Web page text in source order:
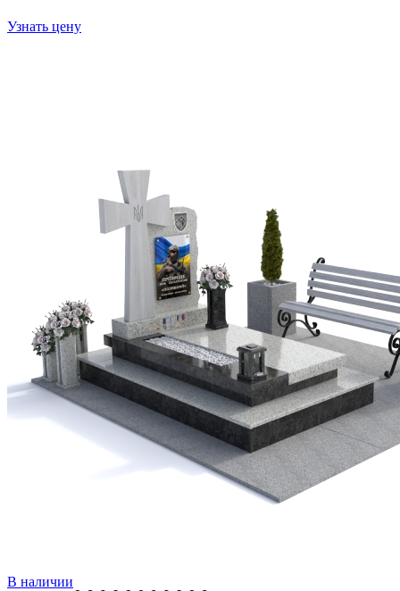
Узнать цену
В наличии